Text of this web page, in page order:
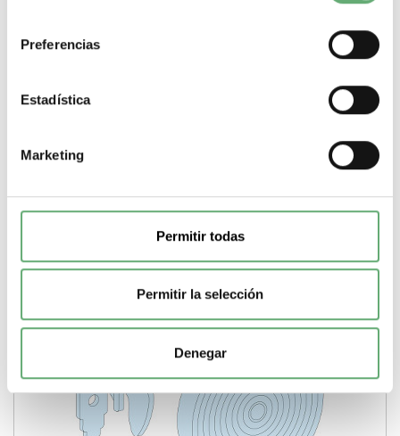
Preferencias
Estadística
Marketing
Permitir todas
Permitir la selección
Denegar
Maneta EURO G IP30, suministrada sin cerradura ref.
8932 Schneider Electric [PLAZO 3-6 SEMANAS]
8932 | Prisma Maneta de Schneider Electric ref. 8932 Precio:
GamaPrisma Tipo de producto o componenteManeta
Detalles